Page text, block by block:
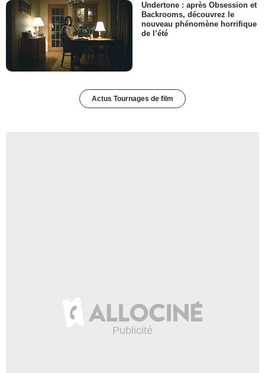
Undertone : après Obsession et
Backrooms, découvrez le
nouveau phénomène horrifique
de l’été
Actus Tournages de film